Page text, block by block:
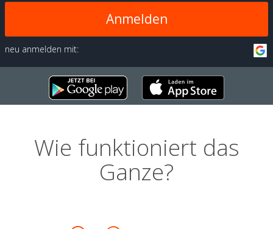
Anmelden
neu anmelden mit:
Wie funktioniert das
Ganze?